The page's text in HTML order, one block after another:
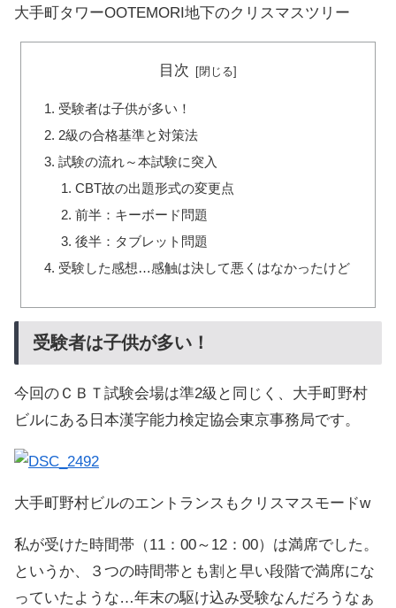
大手町タワーOOTEMORI地下のクリスマスツリー
目次
受験者は子供が多い！
2級の合格基準と対策法
試験の流れ～本試験に突入
CBT故の出題形式の変更点
前半：キーボード問題
後半：タブレット問題
受験した感想…感触は決して悪くはなかったけど
受験者は子供が多い！
今回のＣＢＴ試験会場は準2級と同じく、大手町野村
ビルにある日本漢字能力検定協会東京事務局です。
大手町野村ビルのエントランスもクリスマスモードw
私が受けた時間帯（11：00～12：00）は満席でした。
というか、３つの時間帯とも割と早い段階で満席にな
っていたような…年末の駆け込み受験なんだろうなぁ